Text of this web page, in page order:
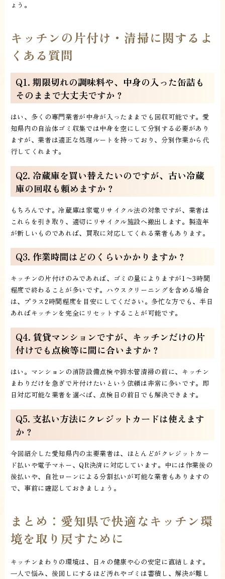
ょう。
キッチンの片付け・清掃に関するよ
くある質問
Q1. 期限切れの調味料や、中身の入った缶詰も
そのままで大丈夫ですか？
はい、多くの専門業者が中身が入ったままでも回収可能です。愛
知県内の自治体ゴミ収集では中身を空にして分別する必要があり
ますが、業者は適正な処理ルートを持っており、分別作業から代
行してくれます。
Q2. 冷蔵庫を買い替えたいのですが、古い冷蔵
庫の回収も頼めますか？
もちろんです。冷蔵庫は家電リサイクル法の対象ですが、業者は
これらを引き取り、適切にリサイクル施設へ搬出します。製造年
が新しいものであれば、買取に対応してくれる業者もあります。
Q3. 作業時間はどのくらいかかりますか？
キッチンの片付けのみであれば、ゴミの量によりますが1〜3時間
程度で終わることが多いです。ハウスクリーニングを含める場合
は、プラス2時間程度を目安にしてください。多忙な方でも、半日
あればキッチンを完全にリセットすることが可能です。
Q4. 賃貸マンションですが、キッチンだけの片
付けでも点検等に間に合いますか？
はい。マンションの消防設備点検や排水管清掃の前に、キッチン
まわりだけを急ぎで片付けたいという依頼は非常に多いです。即
日対応可能な業者を選べば、点検日の前日でも解決できます。
Q5. 支払い方法にクレジットカードは使えます
か？
今回紹介した愛知県内の主要業者は、ほとんどがクレジットカー
ド払いや電子マネー、QR決済に対応しています。中には作業後の
後払いや、自社ローンによる分割払いが可能な業者もありますの
で、事前に確認しておきましょう。
まとめ：愛知県で快適なキッチン環
境を取り戻すために
キッチンまわりの環境は、日々の健康や心の安定に直結します。
一人で悩み、後回しにするほど汚れやゴミは蓄積し、解決が難し